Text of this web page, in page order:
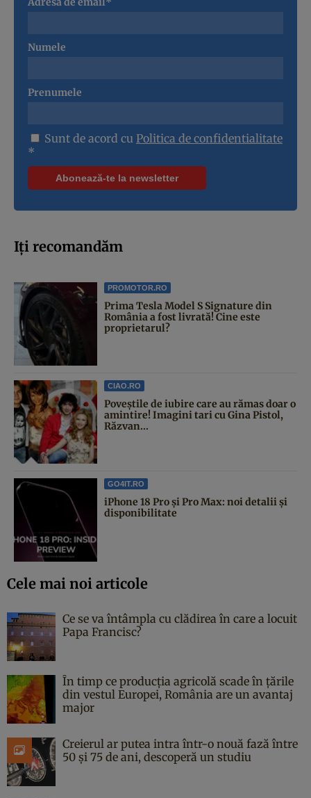
Numele
Prenumele
Sunt de acord cu Politica de confidentialitate
*
Iți recomandăm
PROMOTOR.RO
Prima Tesla Model S Signature din
România a fost livrată! Cine este
proprietarul?
CIAO.RO
Poveştile de iubire care au rămas doar o
amintire! Imagini tari cu Gina Pistol,
Răzvan...
GO4IT.RO
iPhone 18 Pro și Pro Max: noi detalii și
disponibilitate
Cele mai noi articole
Ce se va întâmpla cu clădirea în care a locuit
Papa Francisc?
În timp ce producția agricolă scade în țările
din vestul Europei, România are un avantaj
major
Creierul ar putea intra într-o nouă fază între
50 și 75 de ani, descoperă un studiu